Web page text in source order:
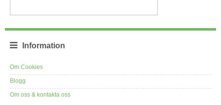
Information
Om Cookies
Blogg
Om oss & kontakta oss